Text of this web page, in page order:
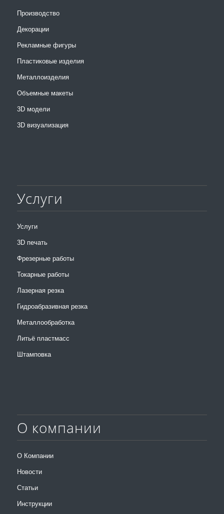
Производство
Декорации
Рекламные фигуры
Пластиковые изделия
Металлоизделия
Объемные макеты
3D модели
3D визуализация
Услуги
Услуги
3D печать
Фрезерные работы
Токарные работы
Лазерная резка
Гидроабразивная резка
Металлообработка
Литьё пластмасс
Штамповка
О компании
О Компании
Новости
Статьи
Инструкции